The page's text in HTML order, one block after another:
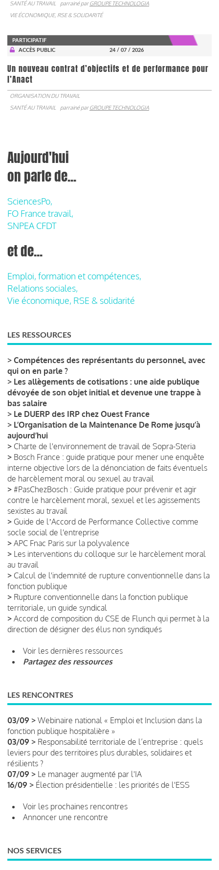
SANTÉ AU TRAVAIL parrainé parGROUPE TECHNOLOGIA
VIE ÉCONOMIQUE, RSE & SOLIDARITÉ
PARTICIPATIF
ACCÈS PUBLIC
24 / 07 / 2026
Un nouveau contrat d’objectifs et de performance pour
l’Anact
ORGANISATION DU TRAVAIL
SANTÉ AU TRAVAIL
parrainé parGROUPE TECHNOLOGIA
Aujourd'hui
on parle de...
SciencesPo,
FO France travail,
SNPEA CFDT
et de...
Emploi, formation et compétences,
Relations sociales,
Vie économique, RSE & solidarité
LES RESSOURCES
> Compétences des représentants du personnel, avec
qui on en parle ?
> Les allègements de cotisations : une aide publique
dévoyée de son objet initial et devenue une trappe à
bas salaire
> Le DUERP des IRP chez Ouest France
> L’Organisation de la Maintenance De Rome jusqu’à
aujourd’hui
> Charte de l'environnement de travail de Sopra-Steria
> Bosch France : guide pratique pour mener une enquête
interne objective lors de la dénonciation de faits éventuels
de harcèlement moral ou sexuel au travail
> #PasChezBosch : Guide pratique pour prévenir et agir
contre le harcèlement moral, sexuel et les agissements
sexistes au travail
> Guide de lʼAccord de Performance Collective comme
socle social de l'entreprise
> APC Fnac Paris sur la polyvalence
> Les interventions du colloque sur le harcèlement moral
au travail
> Calcul de l'indemnité de rupture conventionnelle dans la
fonction publique
> Rupture conventionnelle dans la fonction publique
territoriale, un guide syndical
> Accord de composition du CSE de Flunch qui permet à la
direction de désigner des élus non syndiqués
Voir les dernières ressources
Partagez des ressources
LES RENCONTRES
03/09 > Webinaire national « Emploi et Inclusion dans la
fonction publique hospitalière »
03/09 > Responsabilité territoriale de l’entreprise : quels
leviers pour des territoires plus durables, solidaires et
résilients ?
07/09 > Le manager augmenté par l'IA
16/09 > Élection présidentielle : les priorités de l'ESS
Voir les prochaines rencontres
Annoncer une rencontre
NOS SERVICES